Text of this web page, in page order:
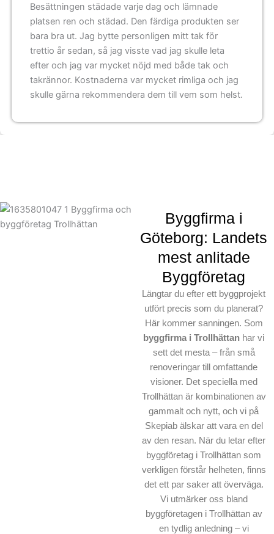
Besättningen städade varje dag och lämnade
platsen ren och städad. Den färdiga produkten ser
bara bra ut. Jag bytte personligen mitt tak för
trettio år sedan, så jag visste vad jag skulle leta
efter och jag var mycket nöjd med både tak och
takrännor. Kostnaderna var mycket rimliga och jag
skulle gärna rekommendera dem till vem som helst.
Byggfirma i
Göteborg: Landets
mest anlitade
Byggföretag
Längtar du efter ett byggprojekt
utfört precis som du planerat?
Här kommer sanningen. Som
byggfirma i Trollhättan har vi
sett det mesta – från små
renoveringar till omfattande
visioner. Det speciella med
Trollhättan är kombinationen av
gammalt och nytt, och vi på
Skepiab älskar att vara en del
av den resan. När du letar efter
byggföretag i Trollhättan som
verkligen förstår helheten, finns
det ett par saker att överväga.
Vi utmärker oss bland
byggföretagen i Trollhättan av
en tydlig anledning – vi